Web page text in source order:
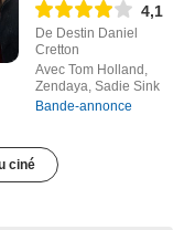
4,1
De Destin Daniel
Cretton
Avec Tom Holland,
Zendaya, Sadie Sink
Bande-annonce
ciné